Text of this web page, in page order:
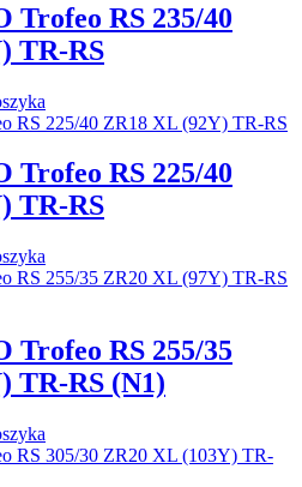
Trofeo RS 235/40
TR-RS
Trofeo RS 225/40
TR-RS
Trofeo RS 255/35
TR-RS (N1)